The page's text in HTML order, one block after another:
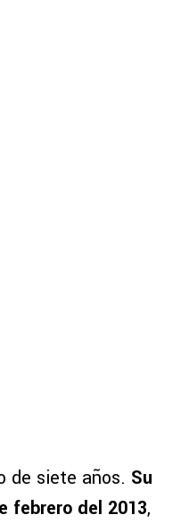
de siete años. Su
febrero del 2013,